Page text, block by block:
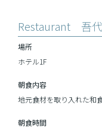
Restaurant 吾代
場所
ホテル1F
朝食内容
地元食材を取り入れた和
朝食時間